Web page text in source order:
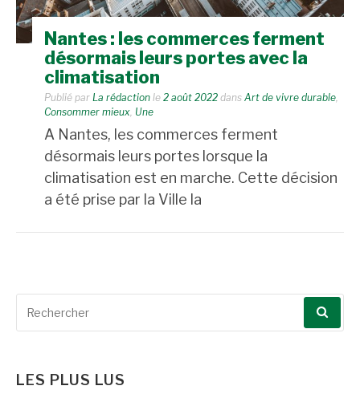
Nantes : les commerces ferment
désormais leurs portes avec la
climatisation
Publié par La rédaction le 2 août 2022 dans Art de vivre durable
Consommer mieux Une
A Nantes, les commerces ferment
désormais leurs portes lorsque la
climatisation est en marche. Cette décision
a été prise par la Ville la
LES PLUS LUS